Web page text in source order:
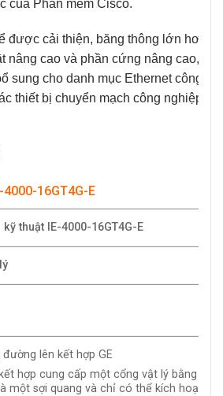
của Phần mềm Cisco.
được cải thiện, băng thông lớn hơn,
nâng cao và phần cứng nâng cao,
sung cho danh mục Ethernet công
thiết bị chuyển mạch công nghiệp
4000-16GT4G-E
thuật IE-4000-16GT4G-E
lên kết hợp GE
hợp cung cấp một cổng vật lý bằng
một sợi quang và chỉ có thể kích hoạt